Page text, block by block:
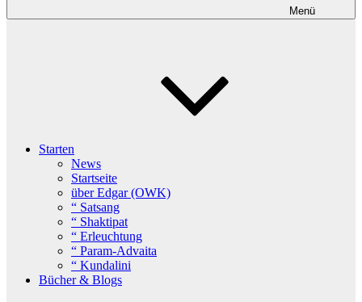
Menü
Starten
News
Startseite
über Edgar (OWK)
“ Satsang
“ Shaktipat
“ Erleuchtung
“ Param-Advaita
“ Kundalini
Bücher & Blogs